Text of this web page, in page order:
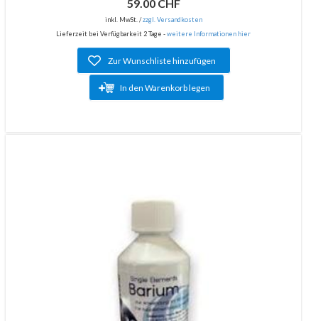
59.00 CHF
inkl. MwSt. /zzgl. Versandkosten
Lieferzeit bei Verfügbarkeit 2 Tage -weitere Informationen hier
Zur Wunschliste hinzufügen
In den Warenkorb legen